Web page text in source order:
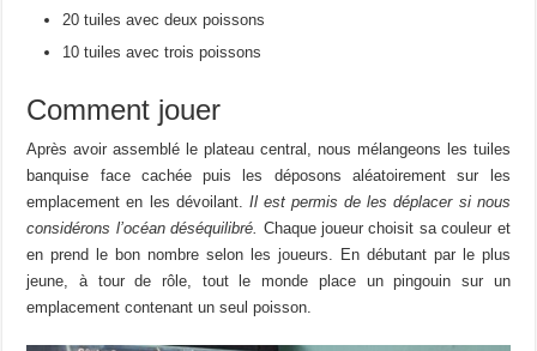
20 tuiles avec deux poissons
10 tuiles avec trois poissons
Comment jouer
Après avoir assemblé le plateau central, nous mélangeons les tuiles
banquise face cachée puis les déposons aléatoirement sur les
emplacement en les dévoilant. Il est permis de les déplacer si nous
considérons l’océan déséquilibré. Chaque joueur choisit sa couleur et
en prend le bon nombre selon les joueurs. En débutant par le plus
jeune, à tour de rôle, tout le monde place un pingouin sur un
emplacement contenant un seul poisson.